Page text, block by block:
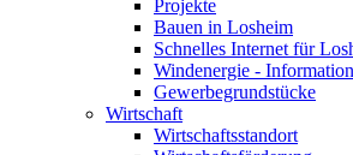
Projekte
Bauen in Losheim
Schnelles Internet für
Windenergie -
Gewerbegrundstücke
Wirtschaft
Wirtschaftsstandort